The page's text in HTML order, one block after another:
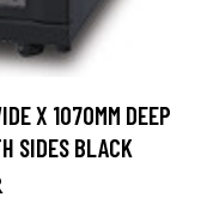
X 1070MM DEEP
SIDES BLACK